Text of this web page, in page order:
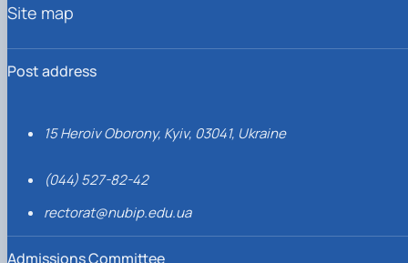
Post address
15 Heroiv Oborony, Kyiv, 03041, Ukraine
(044) 527-82-42
rectorat@nubip.edu.ua
Admissions Committee
Site map